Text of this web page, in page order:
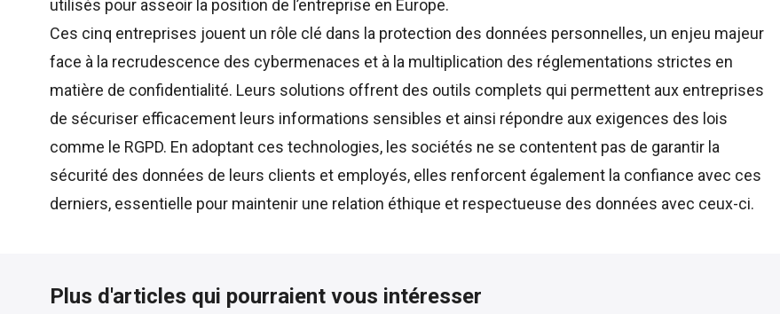
utilisés pour asseoir la position de l’entreprise en Europe.
Ces cinq entreprises jouent un rôle clé dans la protection des données personnelles, un enjeu majeur
face à la recrudescence des cybermenaces et à la multiplication des réglementations strictes en
matière de confidentialité. Leurs solutions offrent des outils complets qui permettent aux entreprises
de sécuriser efficacement leurs informations sensibles et ainsi répondre aux exigences des lois
comme le RGPD. En adoptant ces technologies, les sociétés ne se contentent pas de garantir la
sécurité des données de leurs clients et employés, elles renforcent également la confiance avec ces
derniers, essentielle pour maintenir une relation éthique et respectueuse des données avec ceux-ci.
Plus d'articles qui pourraient vous intéresser